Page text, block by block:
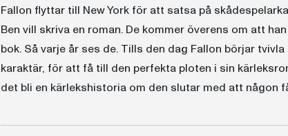
Fallon flyttar till New York för att satsa på
Ben vill skriva en roman. De kommer överens om att
bok. Så varje år ses de. Tills den dag Fallon börjar
karaktär, för att få till den perfekta ploten i sin
det bli en kärlekshistoria om den slutar med att någon